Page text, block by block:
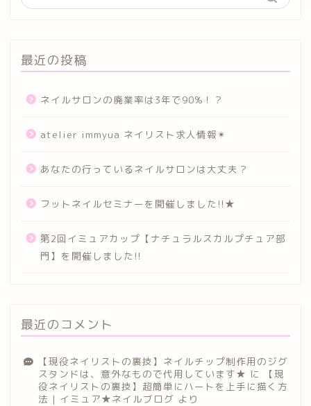
最近の投稿
ネイルサロンの廃業率は3年で90%！？
atelier immyua ネイリスト求人情報✴︎
あなたの行っているネイルサロンは大丈夫？
フットネイルセミナーを開催しました!!★
第2回イミュアカップ【ナチュラルスカルプチュア部
門】を開催しました!!
最近のコメント
【現役ネイリストの裏技】ネイルチップ制作用のジグ
スタンドは、意外なもので代用しています★ に
【現
役ネイリストの裏技】超簡単にハートを上手に描く方
法 | イミュア★ネイルブログ より